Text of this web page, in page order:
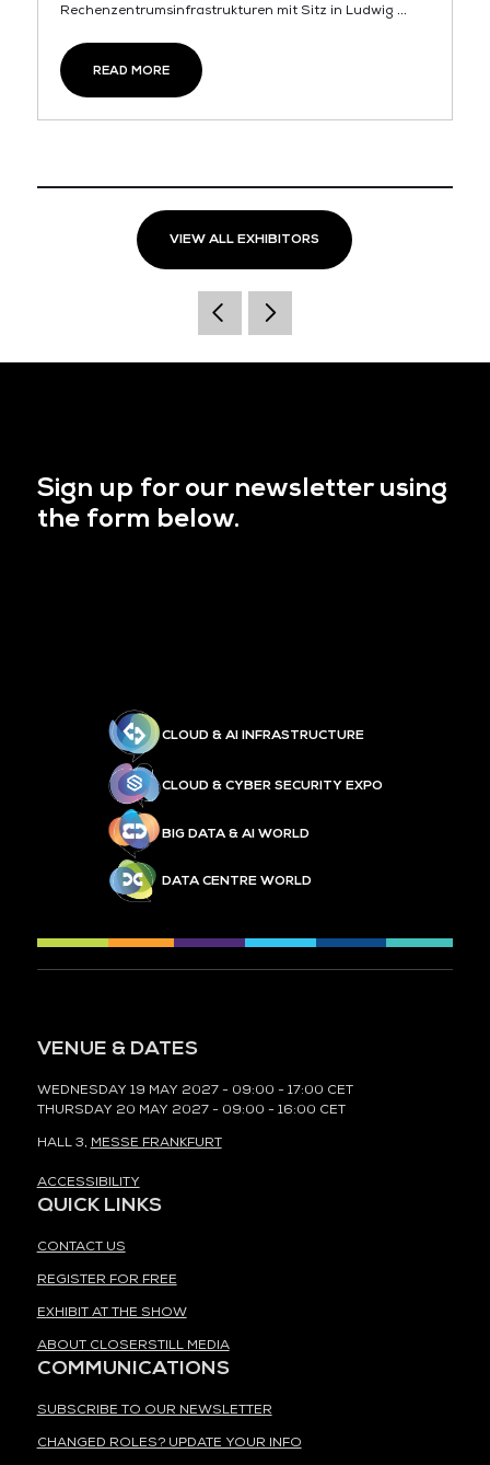
Rechenzentrumsinfrastrukturen mit Sitz in Ludwig ...
READ MORE
VIEW ALL EXHIBITORS
Sign up for our newsletter using
the form below.
CLOUD & AI INFRASTRUCTURE
CLOUD & CYBER SECURITY EXPO
BIG DATA & AI WORLD
DATA CENTRE WORLD
VENUE & DATES
WEDNESDAY 19 MAY 2027 - 09:00 - 17:00 CET
THURSDAY 20 MAY 2027 - 09:00 - 16:00 CET
HALL 3, MESSE FRANKFURT
ACCESSIBILITY
QUICK LINKS
CONTACT US
REGISTER FOR FREE
EXHIBIT AT THE SHOW
ABOUT CLOSERSTILL MEDIA
COMMUNICATIONS
SUBSCRIBE TO OUR NEWSLETTER
CHANGED ROLES? UPDATE YOUR INFO